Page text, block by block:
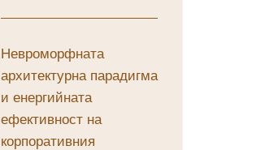
Невроморфната
архитектурна парадигма
и енергийната
ефективност на
корпоративния